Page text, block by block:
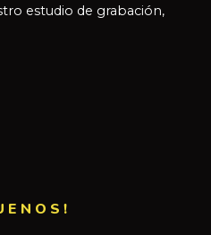
estudio de grabación,